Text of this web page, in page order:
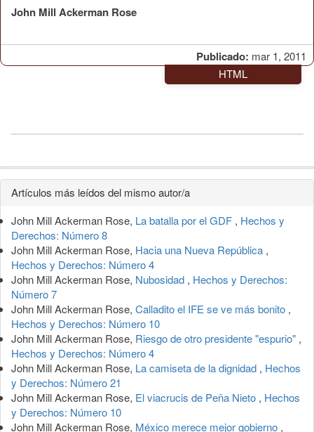
Publicado: mar 1, 2011
John Mill Ackerman Rose
HTML
Detalles
del
artículo
Artículos más leídos del mismo autor/a
John Mill Ackerman Rose, La batalla por el GDF , Hechos y
Derechos: Número 8
John Mill Ackerman Rose, Hacia una Nueva República ,
Hechos y Derechos: Número 4
John Mill Ackerman Rose, Nubosidad , Hechos y Derechos:
Número 7
John Mill Ackerman Rose, Calladito el IFE se ve más bonito ,
Hechos y Derechos: Número 10
John Mill Ackerman Rose, Riesgo de otro presidente "espurio" ,
Hechos y Derechos: Número 4
John Mill Ackerman Rose, La camiseta de la dignidad , Hechos
y Derechos: Número 21
John Mill Ackerman Rose, El viacrucis de Peña Nieto , Hechos
y Derechos: Número 10
John Mill Ackerman Rose, México merece mejor gobierno ,